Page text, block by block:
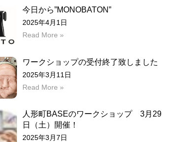
今日から”MONOBATON”
2025年4月1日
Read More »
ワークショップの受付終了致しました
2025年3月11日
Read More »
人形町BASEのワークショップ 3月29
日（土）開催！
2025年3月7日